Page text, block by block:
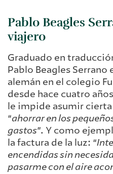
Pablo Beagles
viajero
Graduado en
Pablo Beagles
alemán en el colegio
desde hace cuatro
le impide asumir
“ahorrar en los
gastos”. Y como
la factura de la luz: “
encendidas sin
pasarme con el aire